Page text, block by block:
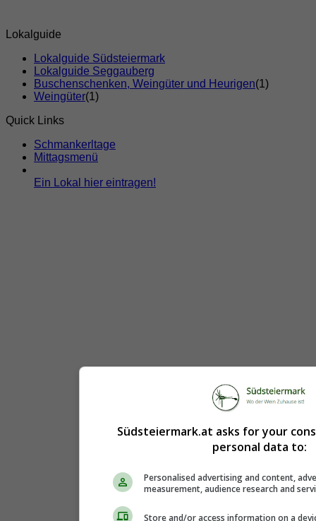
Lokalguide
Lokalguide Südsteiermark
Lokalguide Seggauberg
Buschenschenken, Weingüter und Heurigen(1)
Weingüter(1)
Quick Links
Schmankerltage
Mittagsmenü
Ein Lokal hier eintragen!
Südsteiermark.at asks for your
personal data to:
Personalised advertising and content,
measurement, audience research and
Store and/or access information on a